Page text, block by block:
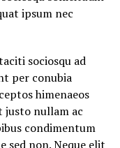
ipsum nec
sociosqu ad
per conubia
himenaeos
justo nullam ac
condimentum
sed non. Neque elit